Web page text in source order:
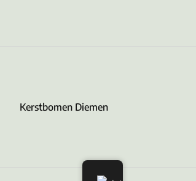
Kerstbomen Diemen